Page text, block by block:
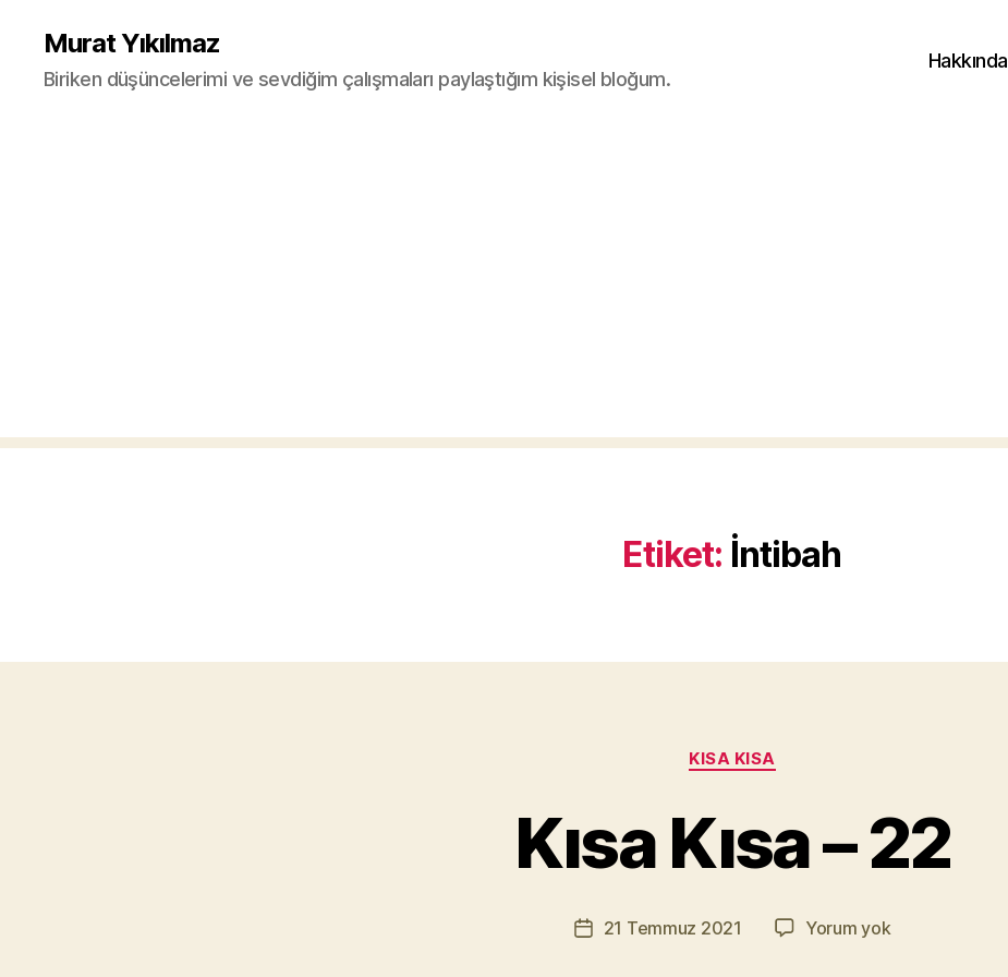
Murat Yıkılmaz
Biriken düşüncelerimi ve sevdiğim çalışmaları paylaştığım kişisel bloğum.
Hakkında
Etiket: İntibah
Kategoriler
KISA KISA
Kısa Kısa – 22
Yazının
yazarı
M
u
a
Yazı21 Temmuz 2021 Yorum yokKısa